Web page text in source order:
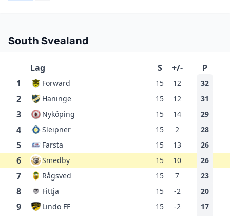
South Svealand
Lag S +/-
P
1
Forward 15 12 32
2 Haninge 15 12 31
3 Nyköping 15 14 29
4 Sleipner 15 2 28
5 Farsta 15 13 26
6 Smedby 15 10 26
7 Rågsved 15 7 23
8 Fittja 15 -2 20
9 Lindo FF 15 -2 17